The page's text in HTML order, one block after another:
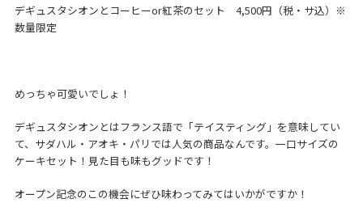
デギュスタシオンとコーヒーor紅茶のセット 4,500円（税・サ込）※
数量限定
めっちゃ可愛いでしょ！
デギュスタシオンとはフランス語で「テイスティング」を意味してい
て、サダハル・アオキ・パリでは人気の商品なんです。一口サイズの
ケーキセット！見た目も味もグッドです！
オープン記念のこの機会にぜひ味わってみてはいかがですか！